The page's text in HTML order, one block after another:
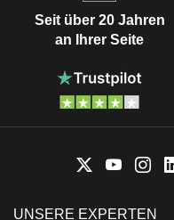
Seit über 20 Jahren
an Ihrer Seite
UNSERE EXPERTEN